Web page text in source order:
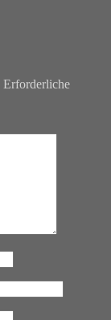
Erforderliche